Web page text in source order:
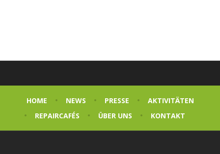
HOME NEWS PRESSE
AKTIVITÄTEN
REPAIRCAFÉS
ÜBER UNS KONTAKT